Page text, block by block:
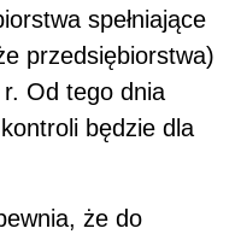
spełniające
przedsiębiorstwa)
Od tego dnia
będzie dla
że do